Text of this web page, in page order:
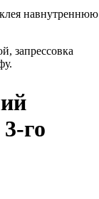
навнутреннюю
запрессовка
го